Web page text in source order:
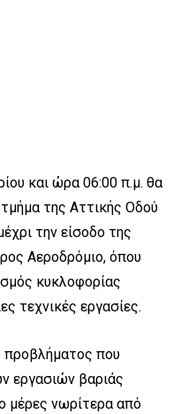
και ώρα 06:00 π.μ. θα
της Αττικής Οδού
την είσοδο της
Αεροδρόμιο, όπου
κυκλοφορίας
τεχνικές εργασίες.
προβλήματος που
εργασιών βαριάς
μέρες νωρίτερα από